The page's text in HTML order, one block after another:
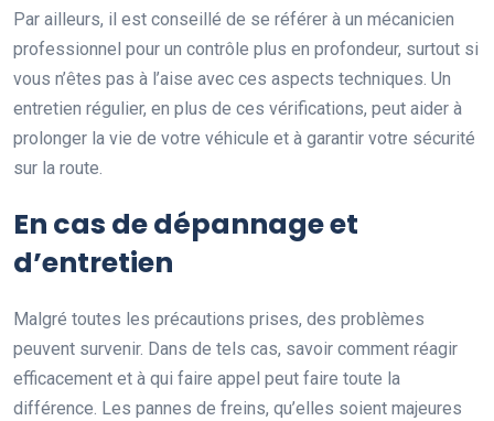
Par ailleurs, il est conseillé de se référer à un mécanicien
professionnel pour un contrôle plus en profondeur, surtout si
vous n’êtes pas à l’aise avec ces aspects techniques. Un
entretien régulier, en plus de ces vérifications, peut aider à
prolonger la vie de votre véhicule et à garantir votre sécurité
sur la route.
En cas de dépannage et
d’entretien
Malgré toutes les précautions prises, des problèmes
peuvent survenir. Dans de tels cas, savoir comment réagir
efficacement et à qui faire appel peut faire toute la
différence. Les pannes de freins, qu’elles soient majeures